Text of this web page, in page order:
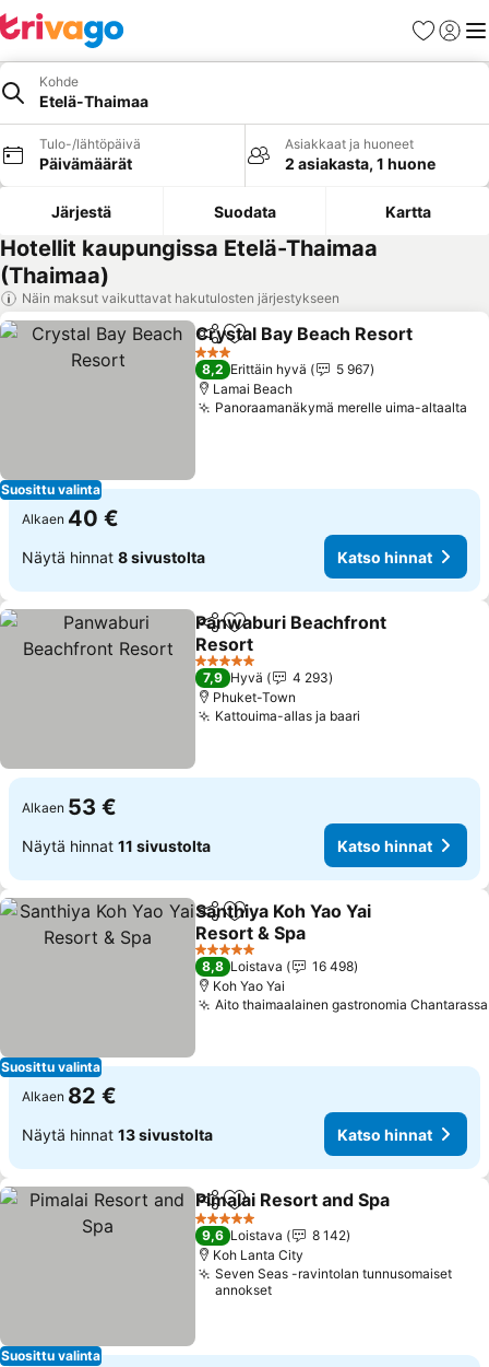
Suosikit
Kohde
Etelä-Thaimaa
Tulo-/lähtöpäivä
Päivämäärät
Asiakkaat ja huoneet
2 asiakasta, 1 huone
Järjestä Suodata Kartta
Hotellit kaupungissa Etelä-Thaimaa
(Thaimaa)
Näin maksut vaikuttavat hakutulosten järjestykseen
Suosittu valinta
Jaa Lisää suosikkeihin
Crystal Bay Beach Resort
3 Tähtiluokitus
8,2 Erittäin hyvä
5 967
Lamai Beach
Panoraamanäkymä merelle uima-altaalta
Alkaen 40 €
Näytä hinnat 8 sivustolta Katso hinnat
Jaa Lisää suosikkeihin
Panwaburi Beachfront
Resort
5 Tähtiluokitus
7,9 Hyvä
4 293
Phuket-Town
Kattouima-allas ja baari
Alkaen 53 €
Näytä hinnat 11 sivustolta Katso hinnat
Suosittu valinta
Jaa Lisää suosikkeihin
Santhiya Koh Yao Yai
Resort & Spa
5 Tähtiluokitus
8,8 Loistava
16 498
Koh Yao Yai
Aito thaimaalainen gastronomia Chantarassa
Alkaen 82 €
Näytä hinnat 13 sivustolta Katso hinnat
Suosittu valinta
Jaa Lisää suosikkeihin
Pimalai Resort and Spa
5 Tähtiluokitus
9,6 Loistava
8 142
Koh Lanta City
Seven Seas -ravintolan tunnusomaiset
annokset